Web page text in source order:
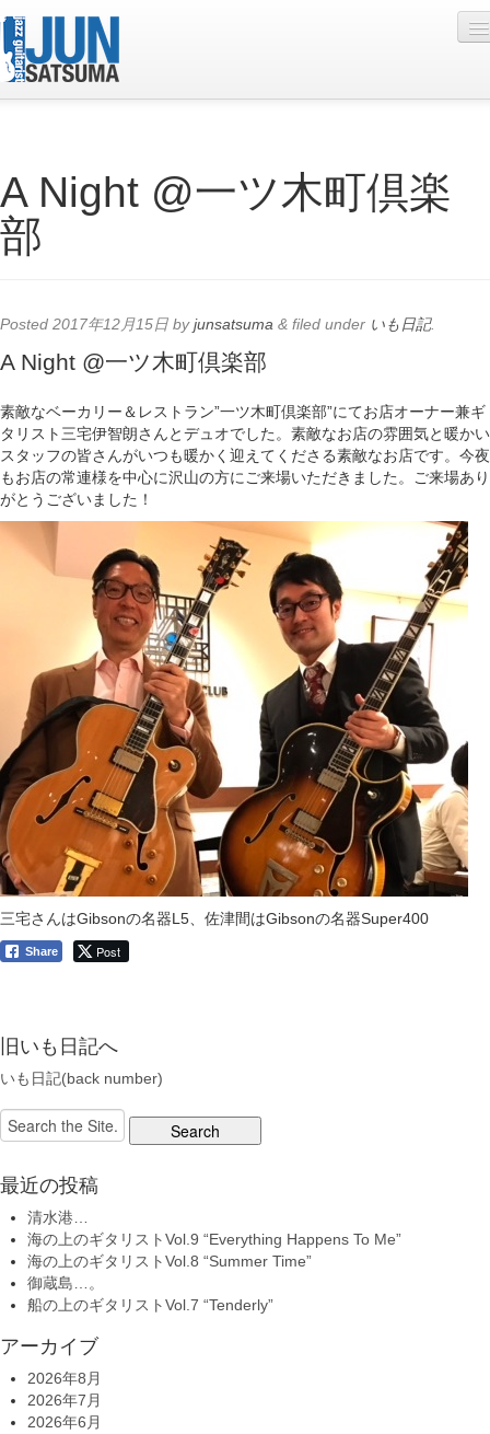
Live Schedule
Discography
Contact
Online Lesson
A Night @一ツ木町倶楽
部
Posted 2017年12月15日 byjunsatsuma & filed under いも日記.
A Night @一ツ木町倶楽部
素敵なベーカリー＆レストラン”一ツ木町倶楽部”にてお店オーナー兼ギ
タリスト三宅伊智朗さんとデュオでした。素敵なお店の雰囲気と暖かい
スタッフの皆さんがいつも暖かく迎えてくださる素敵なお店です。今夜
もお店の常連様を中心に沢山の方にご来場いただきました。ご来場あり
がとうございました！
三宅さんはGibsonの名器L5、佐津間はGibsonの名器Super400
Share Post
旧いも日記へ
いも日記(back number)
Search
for:
最近の投稿
清水港…
海の上のギタリストVol.9 “Everything Happens To Me”
海の上のギタリストVol.8 “Summer Time”
御蔵島…。
船の上のギタリストVol.7 “Tenderly”
アーカイブ
2026年8月
2026年7月
2026年6月